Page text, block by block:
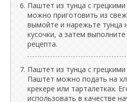
Паштет из тунца с
можно приготовить из
вымойте и нарежьте тунца
кусочки, а затем
рецепта.
Паштет из тунца с
Паштет можно подать на
крекере или тарталетках.
использовать в качестве